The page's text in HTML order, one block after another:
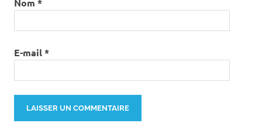
Nom *
E-mail*